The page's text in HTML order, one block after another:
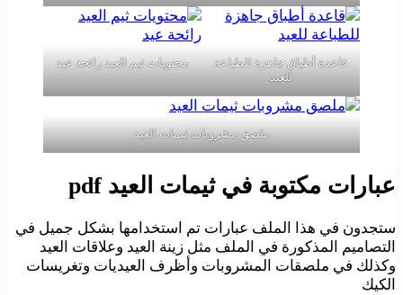
قاعدة أطباق جاهزة للطباعة
للعيد
محتويات ثيم العيد رائحة عيد
ملصق مشروبات ثيمات العيد
عبارات مكتوبة في ثيمات العيد pdf
ستجدون في هذا الملف عبارات تم استخدامها بشكل جميل في
التصاميم المذكورة في الملف مثل زينة العيد وعلاقات العيد
وكذلك في ملصقات المشروبات وأظرف العيديات وتغريسات
الكيك